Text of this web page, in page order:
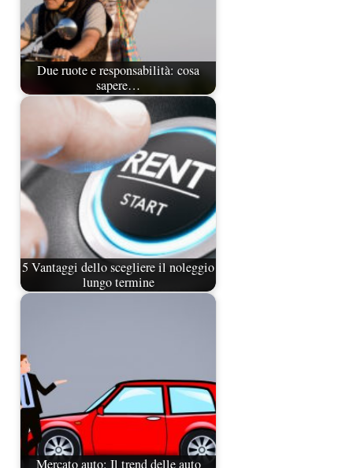
Due ruote e responsabilità: cosa
sapere…
5 Vantaggi dello scegliere il noleggio
lungo termine
Mercato auto: Il trend delle auto